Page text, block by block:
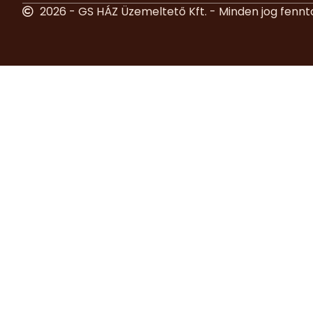
2026 - GS HÁZ Üzemeltető Kft. - Minden jog